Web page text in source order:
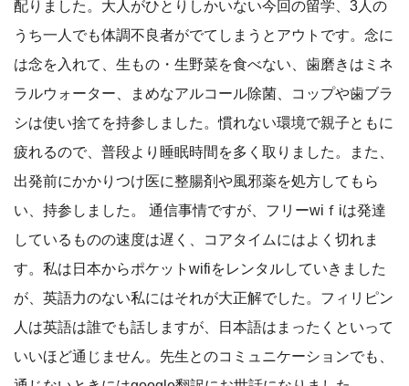
配りました。大人がひとりしかいない今回の留学、3人の
うち一人でも体調不良者がでてしまうとアウトです。念に
は念を入れて、生もの・生野菜を食べない、歯磨きはミネ
ラルウォーター、まめなアルコール除菌、コップや歯ブラ
シは使い捨てを持参しました。慣れない環境で親子ともに
疲れるので、普段より睡眠時間を多く取りました。また、
出発前にかかりつけ医に整腸剤や風邪薬を処方してもら
い、持参しました。 通信事情ですが、フリーwiｆiは発達
しているものの速度は遅く、コアタイムにはよく切れま
す。私は日本からポケットwifiをレンタルしていきました
が、英語力のない私にはそれが大正解でした。フィリピン
人は英語は誰でも話しますが、日本語はまったくといって
いいほど通じません。先生とのコミュニケーションでも、